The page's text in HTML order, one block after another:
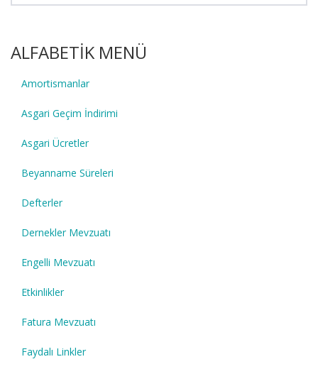
ALFABETİK MENÜ
Amortismanlar
Asgari Geçim İndirimi
Asgari Ücretler
Beyanname Süreleri
Defterler
Dernekler Mevzuatı
Engelli Mevzuatı
Etkinlikler
Fatura Mevzuatı
Faydalı Linkler